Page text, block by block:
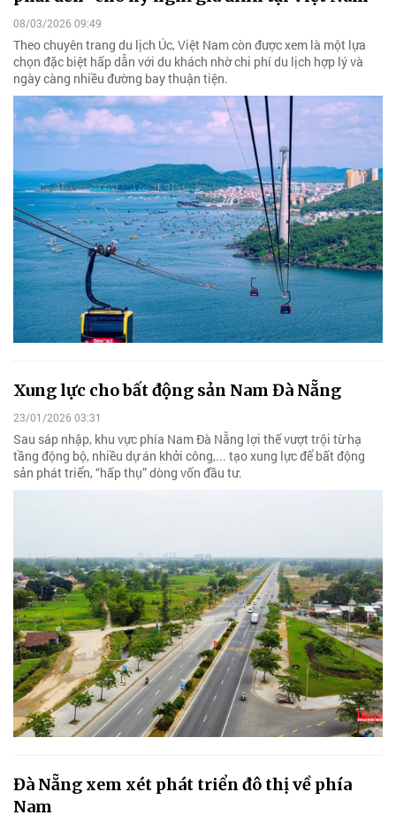
08/03/2026 09:49
Theo chuyên trang du lịch Úc, Việt Nam còn được xem là một lựa
chọn đặc biệt hấp dẫn với du khách nhờ chi phí du lịch hợp lý và
ngày càng nhiều đường bay thuận tiện.
Xung lực cho bất động sản Nam Đà Nẵng
23/01/2026 03:31
Sau sáp nhập, khu vực phía Nam Đà Nẵng lợi thế vượt trội từ hạ
tầng động bộ, nhiều dự án khởi công,... tạo xung lực để bất động
sản phát triển, “hấp thụ” dòng vốn đầu tư.
Đà Nẵng xem xét phát triển đô thị về phía
Nam